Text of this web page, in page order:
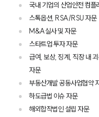
국내 기업의 산업안전 컴플
스톡옵션, RSA/RSU 자문
M&A실사 및 자문
스타트업 투자 자문
급여, 보상, 징계, 직장 내
자문
부동산개발 공동사업협약
하도급법 이슈 자문
해외합작법인 설립 자문